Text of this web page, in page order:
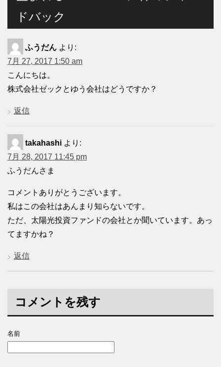
ドバック
ふうだん より:
7月 27, 2017 1:50 am
こんにちは。
株式会社ゼックとゆう会社はどうですか？
返信
takahashi より:
7月 28, 2017 11:45 pm
ふうだんさま
コメントありがとうございます。
私はこの会社はあんまり知らないです。
ただ、太陽光投資ファンドの会社とか聞いています。あっ
てますかね？
返信
コメントを残す
名前